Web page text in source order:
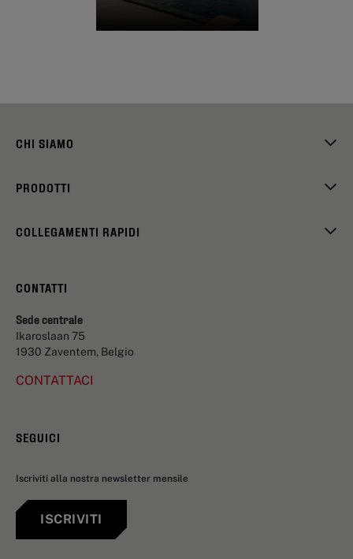
CHI SIAMO
PRODOTTI
COLLEGAMENTI RAPIDI
CONTATTI
Sede centrale
Ikaroslaan 75
1930 Zaventem, Belgio
CONTATTACI
SEGUICI
Iscriviti alla nostra newsletter mensile
ISCRIVITI